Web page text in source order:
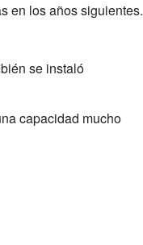
en los años siguientes.
se instaló
capacidad mucho